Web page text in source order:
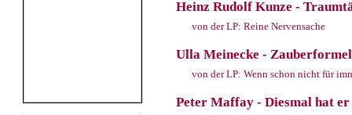
Heinz Rudolf Kunze -
von der LP: Reine Nervensache
Ulla Meinecke -
von der LP: Wenn schon nicht für
Peter Maffay - Diesmal hat